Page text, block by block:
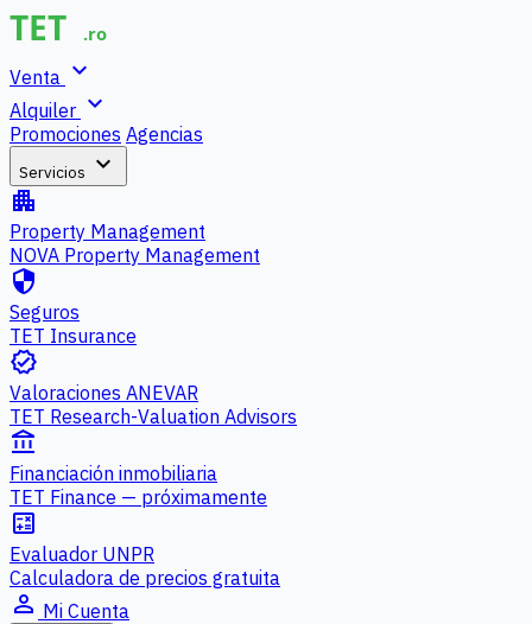
Venta expand_more
Alquiler expand_more
Promociones Agencias
Servicios expand_more
apartment
Property Management
NOVA Property Management
security
Seguros
TET Insurance
verified
Valoraciones ANEVAR
TET Research-Valuation Advisors
account_balance
Financiación inmobiliaria
TET Finance — próximamente
calculate
Evaluador UNPR
Calculadora de precios gratuita
person_outline Mi Cuenta